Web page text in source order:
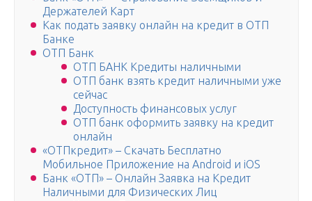
Держателей Карт
Как подать заявку онлайн на кредит в ОТП
Банке
ОТП Банк
ОТП БАНК Кредиты наличными
ОТП банк взять кредит наличными уже
сейчас
Доступность финансовых услуг
ОТП банк оформить заявку на кредит
онлайн
«ОТПкредит» – Скачать Бесплатно
Мобильное Приложение на Android и iOS
Банк «ОТП» – Онлайн Заявка на Кредит
Наличными для Физических Лиц